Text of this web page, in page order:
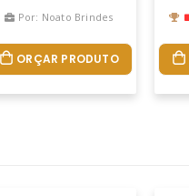
Por: Noato Brindes
ORÇAR PRODUTO